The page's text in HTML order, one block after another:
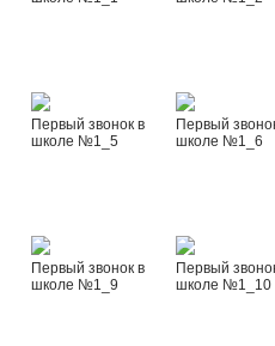
Первый звонок в
школе №1_5
Первый
школе №1_6
Первый звонок в
школе №1_9
Первый
школе №1_10